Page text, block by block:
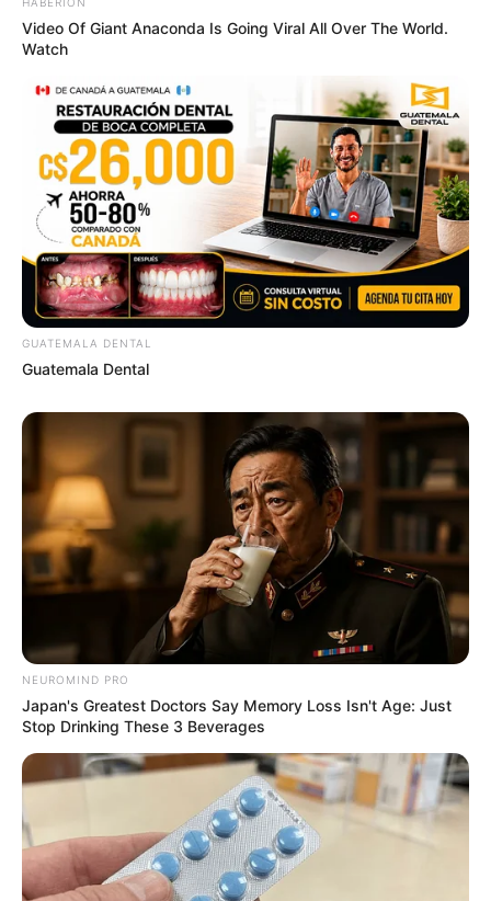
Video Of Giant Anaconda Is Going Viral All Over The World.
Watch
GUATEMALA DENTAL
Guatemala Dental
NEUROMIND PRO
Japan's Greatest Doctors Say Memory Loss Isn't Age: Just
Stop Drinking These 3 Beverages